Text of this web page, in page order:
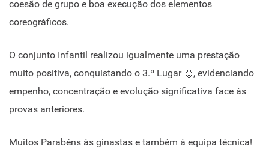
coesão de grupo e boa execução dos elementos
coreográficos.
O conjunto Infantil realizou igualmente uma prestação
muito positiva, conquistando o 3.º Lugar 🥉, evidenciando
empenho, concentração e evolução significativa face às
provas anteriores.
Muitos Parabéns às ginastas e também à equipa técnica!